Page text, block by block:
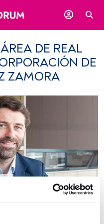
DE REAL
DE
ZAMORA